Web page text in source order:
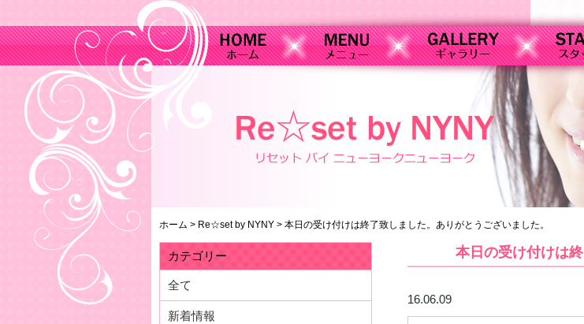
ホーム > Re☆set by NYNY > 本日の受け付けは終了致しました。ありがとうございました。
本日の受け付けは
16.06.09
カテゴリー
全て
新着情報